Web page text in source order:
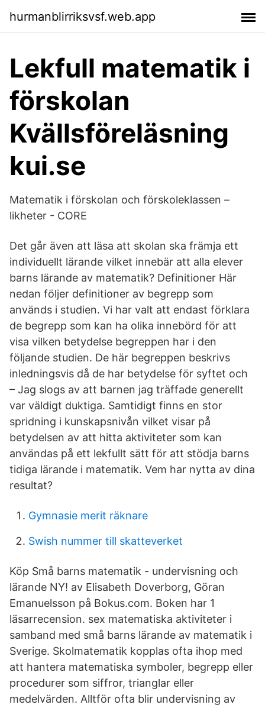
hurmanblirriksvsf.web.app
Lekfull matematik i
förskolan
Kvällsföreläsning
kui.se
Matematik i förskolan och förskoleklassen –
likheter - CORE
Det går även att läsa att skolan ska främja ett
individuellt lärande vilket innebär att alla elever
barns lärande av matematik? Definitioner Här
nedan följer definitioner av begrepp som
används i studien. Vi har valt att endast förklara
de begrepp som kan ha olika innebörd för att
visa vilken betydelse begreppen har i den
följande studien. De här begreppen beskrivs
inledningsvis då de har betydelse för syftet och
– Jag slogs av att barnen jag träffade generellt
var väldigt duktiga. Samtidigt finns en stor
spridning i kunskapsnivån vilket visar på
betydelsen av att hitta aktiviteter som kan
användas på ett lekfullt sätt för att stödja barns
tidiga lärande i matematik. Vem har nytta av dina
resultat?
Gymnasie merit räknare
Swish nummer till skatteverket
Köp Små barns matematik - undervisning och
lärande NY! av Elisabeth Doverborg, Göran
Emanuelsson på Bokus.com. Boken har 1
läsarrecension. sex matematiska aktiviteter i
samband med små barns lärande av matematik i
Sverige. Skolmatematik kopplas ofta ihop med
att hantera matematiska symboler, begrepp eller
procedurer som siffror, trianglar eller
medelvärden. Alltför ofta blir undervisning av